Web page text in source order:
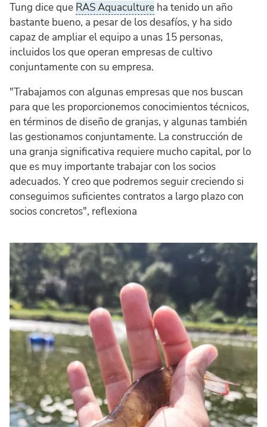
Tung dice que RAS Aquaculture ha tenido un año
bastante bueno, a pesar de los desafíos, y ha sido
capaz de ampliar el equipo a unas 15 personas,
incluidos los que operan empresas de cultivo
conjuntamente con su empresa.
"Trabajamos con algunas empresas que nos buscan
para que les proporcionemos conocimientos técnicos,
en términos de diseño de granjas, y algunas también
las gestionamos conjuntamente. La construcción de
una granja significativa requiere mucho capital, por lo
que es muy importante trabajar con los socios
adecuados. Y creo que podremos seguir creciendo si
conseguimos suficientes contratos a largo plazo con
socios concretos", reflexiona